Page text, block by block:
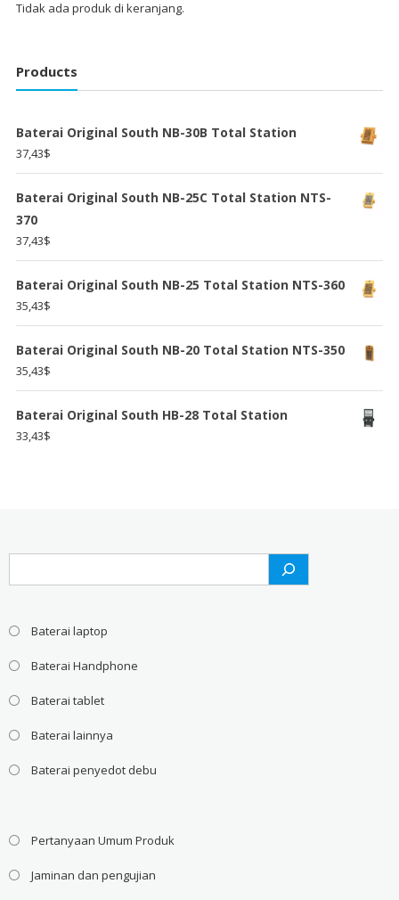
Tidak ada produk di keranjang.
Products
Baterai Original South NB-30B Total Station
37,43$
Baterai Original South NB-25C Total Station NTS-
370
37,43$
Baterai Original South NB-25 Total Station NTS-360
35,43$
Baterai Original South NB-20 Total Station NTS-350
35,43$
Baterai Original South HB-28 Total Station
33,43$
Baterai laptop
Baterai Handphone
Baterai tablet
Baterai lainnya
Baterai penyedot debu
Pertanyaan Umum Produk
Jaminan dan pengujian